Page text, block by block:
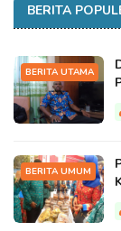
BERITA
BERITA UTAMA
BERITA UMUM